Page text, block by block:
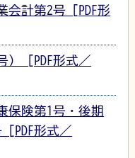
会計第2号 [PDF形
） [PDF形式／
保険第1号・後期
[PDF形式／